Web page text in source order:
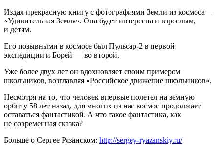
Издал прекрасную книгу с фотографиями Земли из космоса —
«Удивительная Земля». Она будет интересна и взрослым,
и детям.
Его позывными в космосе был Пульсар-2 в первой
экспедиции и Борей — во второй.
Уже более двух лет он вдохновляет своим примером
школьников, возглавляя «Российское движение школьников».
Несмотря на то, что человек впервые полетел на земную
орбиту 58 лет назад, для многих из нас космос продолжает
оставаться фантастикой. А что такое фантастика, как
не современная сказка?
Больше о Сергее Рязанском: http://sergey-ryazanskiy.ru/